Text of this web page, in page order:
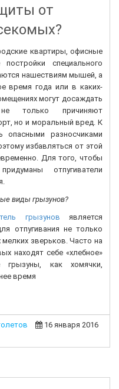
от
квартиры, офисные
специального
нашествиям мышей, а
время года или в каких-
могут досаждать
только причиняют
но и моральный вред. К
разносчиками
избавляться от этой
Для того, чтобы
отпугиватели
виды грызунов?
грызунов является
отпугивания не только
зверьков. Часто на
находят себе «хлебное»
как хомячки,
время
16 января 2016